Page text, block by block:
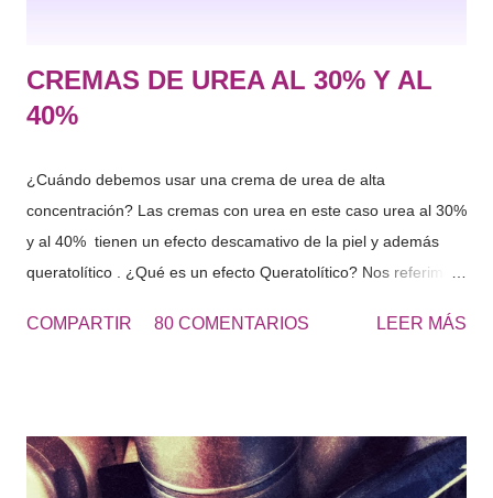
CREMAS DE UREA AL 30% Y AL
40%
¿Cuándo debemos usar una crema de urea de alta
concentración? Las cremas con urea en este caso urea al 30%
y al 40% tienen un efecto descamativo de la piel y además
queratolítico . ¿Qué es un efecto Queratolítico? Nos referimos
forma eliminamos las células muertas o la piel seca que se
tacto es una piel dura. “El roce de los zapatos, favorece la
aparición de durezas, como consecuencia aparece dolor en
COMPARTIR 80 COMENTARIOS LEER MÁS